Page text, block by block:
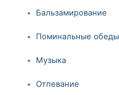
Бальзамирование
Поминальные обеды
Музыка
Отпевание